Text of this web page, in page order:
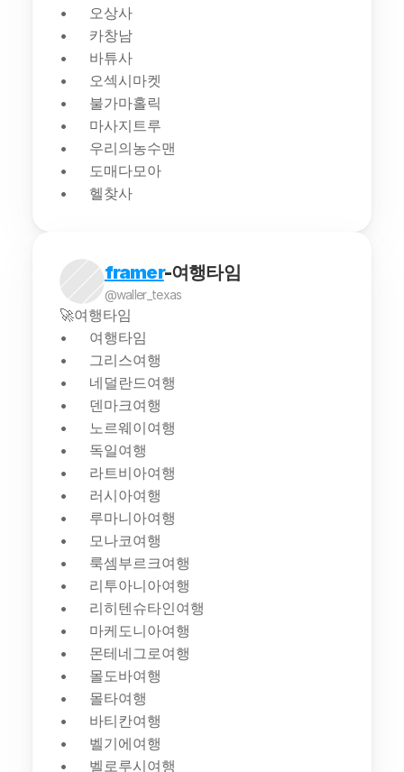
오상사
카창남
바튜사
오섹시마켓
불가마홀릭
마사지트루
우리의농수맨
도매다모아
헬찾사
framer-여행타임
@waller_texas
🚀여행타임
여행타임
그리스여행
네덜란드여행
덴마크여행
노르웨이여행
독일여행
라트비아여행
러시아여행
루마니아여행
모나코여행
룩셈부르크여행
리투아니아여행
리히텐슈타인여행
마케도니아여행
몬테네그로여행
몰도바여행
몰타여행
바티칸여행
벨기에여행
벨로루시여행